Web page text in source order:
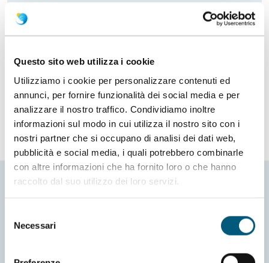
Questo sito web utilizza i cookie
Utilizziamo i cookie per personalizzare contenuti ed
annunci, per fornire funzionalità dei social media e per
analizzare il nostro traffico. Condividiamo inoltre
informazioni sul modo in cui utilizza il nostro sito con i
nostri partner che si occupano di analisi dei dati web,
pubblicità e social media, i quali potrebbero combinarle
con altre informazioni che ha fornito loro o che hanno
raccolto dal suo utilizzo dei loro servizi.
delNecessari
Italia
Emailsoniamannazzu@hotmail.it
Richiedi info